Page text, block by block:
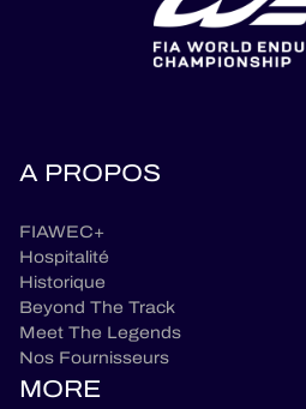
A PROPOS
FIAWEC+
Hospitalité
Historique
Beyond The Track
Meet The Legends
Nos Fournisseurs
MORE